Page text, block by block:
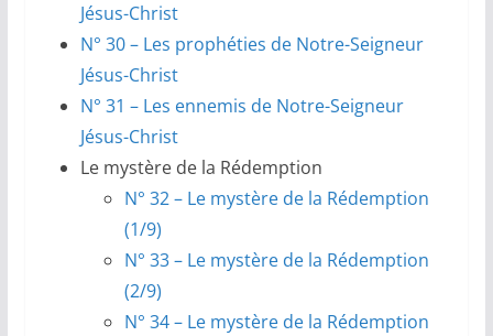
Jésus-Christ
N° 30 – Les prophéties de Notre-Seigneur
Jésus-Christ
N° 31 – Les ennemis de Notre-Seigneur
Jésus-Christ
Le mystère de la Rédemption
N° 32 – Le mystère de la Rédemption
(1/9)
N° 33 – Le mystère de la Rédemption
(2/9)
N° 34 – Le mystère de la Rédemption